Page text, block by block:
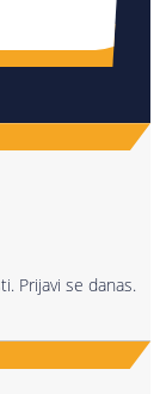
Prijavi se danas.